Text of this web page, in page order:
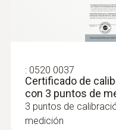
Built-in
simultaneous
parameters
1, 2 or 3-point
: 0520 0037
Certificado de
con 3 puntos de
3 puntos de
medición